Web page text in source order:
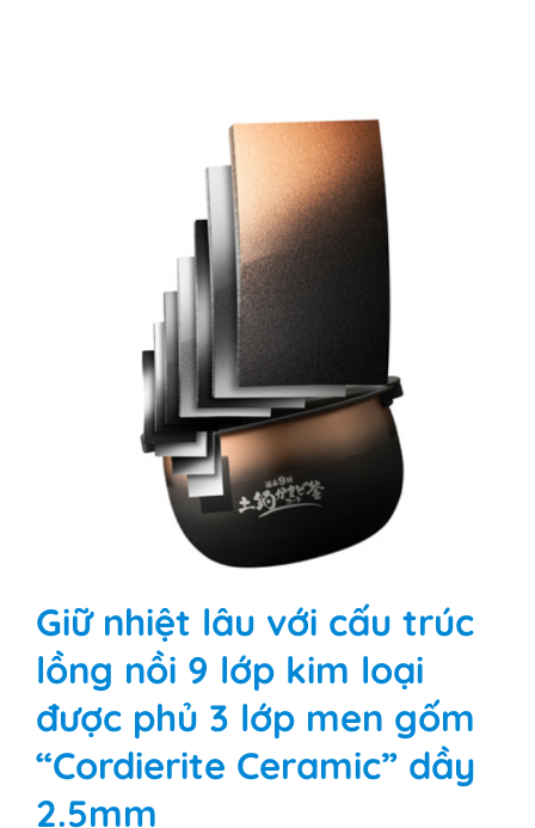
Giữ nhiệt lâu với cấu trúc
lồng nồi 9 lớp kim loại
được phủ 3 lớp men gốm
“Cordierite Ceramic” dầy
2.5mm